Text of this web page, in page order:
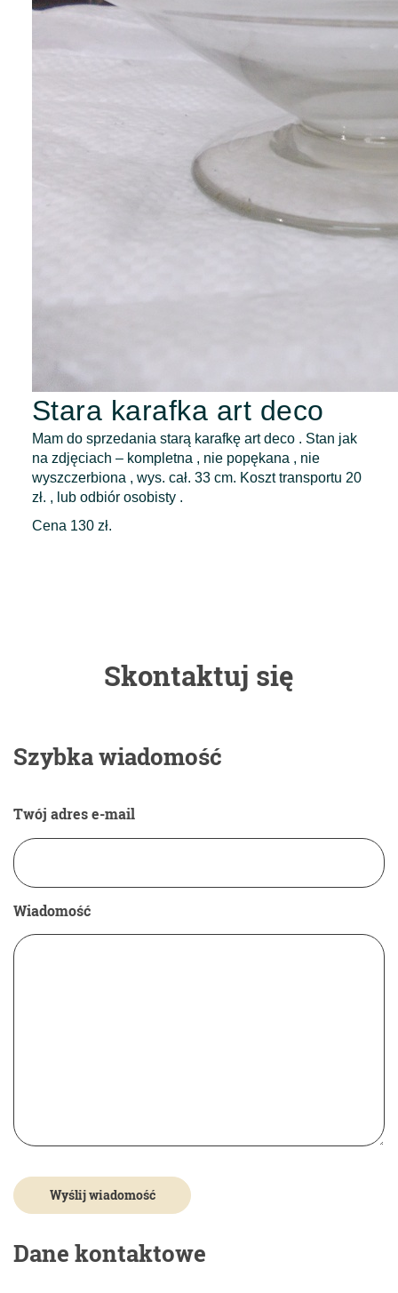
Stara karafka art deco
Mam do sprzedania starą karafkę art deco . Stan jak
na zdjęciach – kompletna , nie popękana , nie
wyszczerbiona , wys. cał. 33 cm. Koszt transportu 20
zł. , lub odbiór osobisty .
Cena 130 zł.
Skontaktuj się
Szybka wiadomość
Twój adres e-mail
Wiadomość
Dane kontaktowe